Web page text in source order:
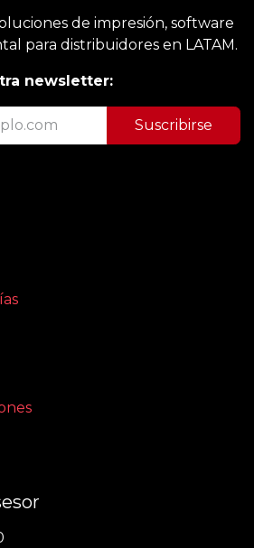
de impresión, software
para distribuidores en LATAM.
newsletter:
Suscribirse